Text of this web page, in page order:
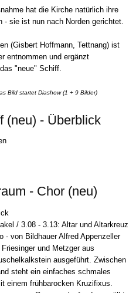
hat die Kirche natürlich ihre
- sie ist nun nach Norden gerichtet.
(Gisbert Hoffmann, Tettnang) ist
entnommen und ergänzt
"neue" Schiff.
Bild startet Diashow (1 + 9 Bilder)
(neu) - Überblick
- Chor (neu)
/ 3.08 - 3.13: Altar und Altarkreuz
- von Bildhauer Alfred Appenzeller
und Metzger aus
ausgeführt. Zwischen
steht ein einfaches schmales
einem frühbarocken Kruzifixus.